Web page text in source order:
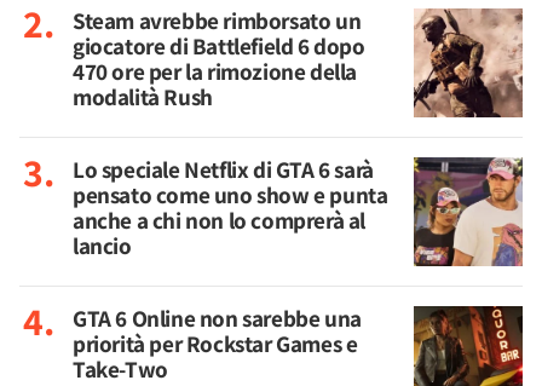
Steam avrebbe rimborsato un
giocatore di Battlefield 6 dopo
470 ore per la rimozione della
modalità Rush
Lo speciale Netflix di GTA 6 sarà
pensato come uno show e punta
anche a chi non lo comprerà al
lancio
GTA 6 Online non sarebbe una
priorità per Rockstar Games e
Take-Two